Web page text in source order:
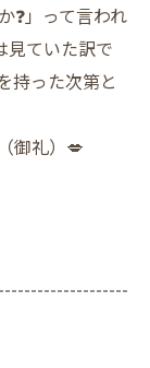
❓」って言われ
見ていた訳で
持った次第と
御礼）💋